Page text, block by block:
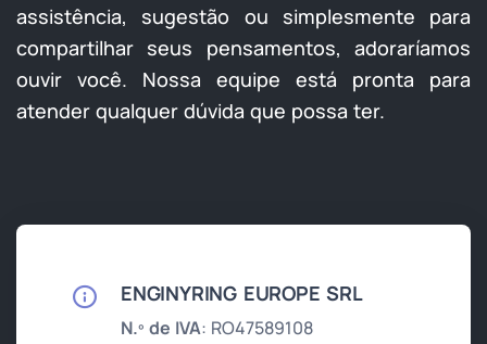
assistência, sugestão ou simplesmente para
compartilhar seus pensamentos, adoraríamos
ouvir você. Nossa equipe está pronta para
atender qualquer dúvida que possa ter.
ENGINYRING EUROPE SRL
N.º de IVA: RO47589108